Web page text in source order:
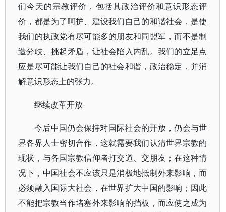
们今天的宗教评价，包括其政治评价和意识形态评
价，都是为了呵护、建设我们自己的和谐社会，是使
我们的执政党有尽可能多的朋友和同盟军，而不是制
造分歧、挑起矛盾，让社会陷入内乱。我们的立足点
应是尽可能让我们自己的社会和谐，政治稳定，并消
解意识形态上的张力。
继续改革开放
今后中国仍会保持对国际社会的开放，仍会与世
界各界人士密切合作，这就需要我们认清世界宗教的
现状，与各国宗教信仰者打交道、交朋友；在这种情
况下，中国社会不应该只是消极地抵制外来影响，而
必须融入国际大社会，在世界扩大中国的影响；因此
不能把宗教当作堵塞外来影响的挡板，而应使之成为